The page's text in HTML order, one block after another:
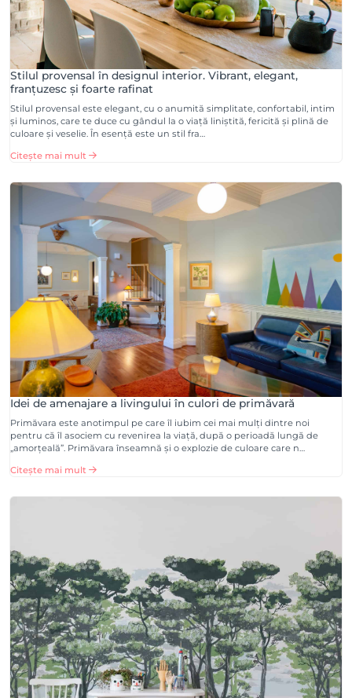
Stilul provensal în designul interior. Vibrant, elegant,
franțuzesc și foarte rafinat
Stilul provensal este elegant, cu o anumită simplitate, confortabil, intim
și luminos, care te duce cu gândul la o viață liniștită, fericită și plină de
culoare și veselie. În esență este un stil fra…
Citește mai mult
Idei de amenajare a livingului în culori de primăvară
Primăvara este anotimpul pe care îl iubim cei mai mulți dintre noi
pentru că îl asociem cu revenirea la viață, după o perioadă lungă de
„amorțeală”. Primăvara înseamnă și o explozie de culoare care n…
Citește mai mult